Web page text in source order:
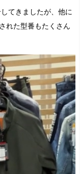
てきましたが、他に
れた型番もたくさん